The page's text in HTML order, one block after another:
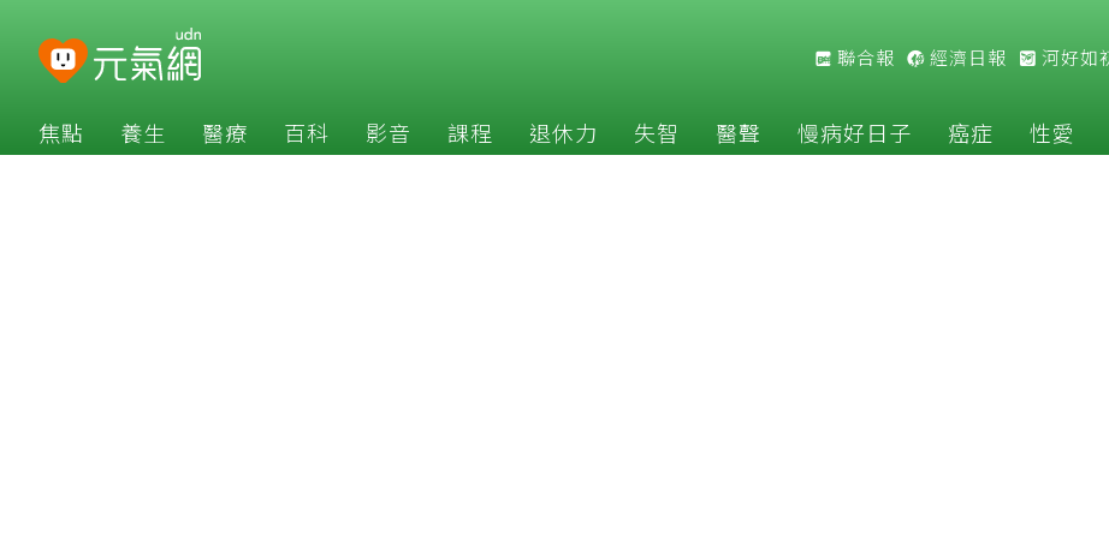
聯合報 經濟日報 河好如
焦點 養生 醫療 百科 影音 課程 退休力 失智 醫聲 慢病好日子 癌症 性愛